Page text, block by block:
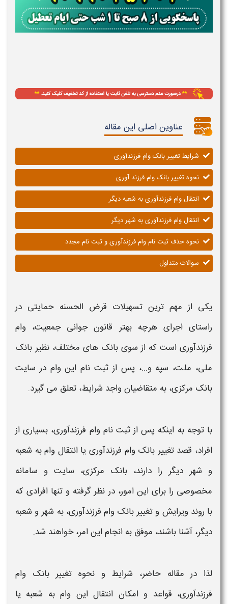
عناوین اصلی این مقاله
شرایط تغییر بانک وام فرزندآوری
نحوه تغییر بانک وام فرزند آوری
انتقال وام فرزندآوری به شعبه دیگر
انتقال وام فرزندآوری به شهر دیگر
نحوه حذف ثبت نام وام فرزندآوری و ثبت نام مجدد
سوالات متداول
یکی از مهم ترین تسهیلات قرض الحسنه حمایتی در
راستای اجرای هرچه بهتر قانون جوانی جمعیت، وام
فرزندآوری است که از سوی بانک های مختلف، نظیر بانک
ملی، ملت، سپه و...، پس از ثبت نام اینوامدر سایت
بانک مرکزی، به متقاضیان واجد شرایط، تعلق می گیرد.
با توجه به اینکه پس ازثبت نام وام فرزندآوری، بسیاری از
افراد، قصد تغییر بانک وام فرزندآوری یا انتقال وام به شعبه
و شهر دیگر را دارند، بانک مرکزی، سایت و سامانه
مخصوصی را برای این امور، در نظر گرفته و تنها افرادی که
با روندویرایش و تغییر بانک وام فرزندآوری، به شهرو شعبه
دیگر، آشنا باشند، موفق به انجام این امر، خواهند شد.
لذا در مقاله حاضر، شرایط و نحوه تغییر بانک وام
فرزندآوری، قواعد و امکان انتقالاین وام به شعبه یا